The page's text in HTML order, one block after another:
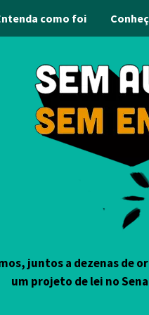
como foi
juntos a dezenas de
um projeto de lei no